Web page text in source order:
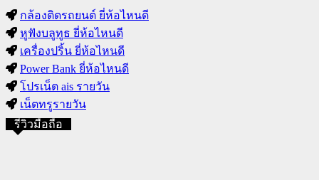
กล้องติดรถยนต์ ยี่ห้อไหนดี
หูฟังบลูทูธ ยี่ห้อไหนดี
เครื่องปริ้น ยี่ห้อไหนดี
Power Bank ยี่ห้อไหนดี
โปรเน็ต ais รายวัน
เน็ตทรูรายวัน
รีวิวมือถือ